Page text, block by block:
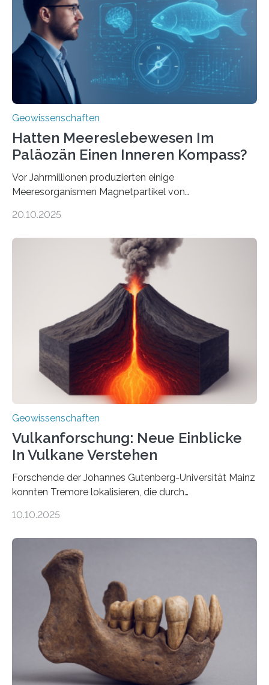
Forschungsergebnisse zusammen und interpretiert sie
neu, um zu erklären, wie Eisen, das aus hydrothermalen
Systemen freigesetzt wird, über ganze Ozeanbecken
transportiert werden kann. „Das…
Geowissenschaften
Hatten Meereslebewesen Im
Paläozän Einen Inneren Kompass?
Vor Jahrmillionen produzierten einige
Meeresorganismen Magnetpartikel von
Sedimenten zu finden sind. Nun ist es einem
Domänen auf einem dieser „Riesenmagnetfossilien” mit
einer raffinierten Methode an der Diamond-
Röntgenquelle zu kartieren. Ihre Analyse zeigt, dass
diese Partikel es den Organismen ermöglicht haben
könnten, winzige Schwankungen sowohl in der
Richtung als auch in der Intensität des Erdmagnetfelds
wahrzunehmen. Dadurch konnten sie sich verorten und
über den Ozean navigieren. Vor einigen Jahren…
20.10.2025
Geowissenschaften
Vulkanforschung: Neue Einblicke
In Vulkane Verstehen
Forschende der Johannes Gutenberg-Universität Mainz
konnten Tremore lokalisieren, die durch
Vulkan? Was passiert in der Erde darunter? Wo
erzeugt durch Magma oder Gase, die sich durch
Schlote einen Weg nach oben bahnen? Jun.-Prof. Dr.
Miriam Christina Reiss, Vulkanseismologin an der
Johannes Gutenberg-Universität Mainz (JGU), und ihr
Team haben am Vulkan Oldoinyo Lengai in Tansania
solche Tremore lokalisiert. „Wir konnten die Tremore
nicht nur nachweisen, sondern ihren Ort in…
10.10.2025